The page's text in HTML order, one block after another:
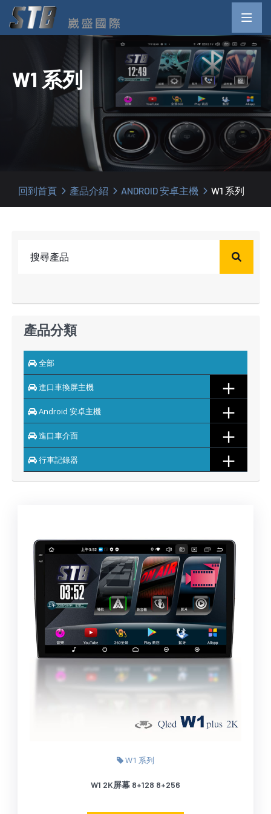
W1 系列
回到首頁 產品介紹 ANDROID 安卓主機 W1 系列
產品分類
全部
進口車換屏主機 ＋
Android 安卓主機 ＋
進口車介面 ＋
行車記錄器 ＋
W1 系列
W1 2K屏幕 8+128 8+256